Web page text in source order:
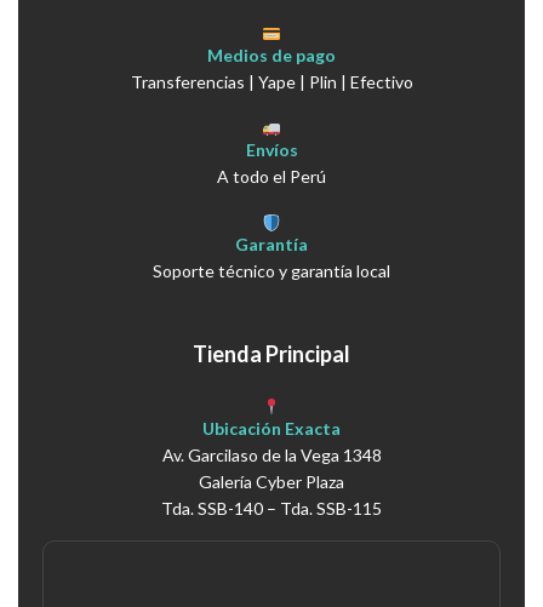
Medios de pago
Transferencias | Yape | Plin | Efectivo
Envíos
A todo el Perú
Garantía
Soporte técnico y garantía local
Tienda Principal
Ubicación Exacta
Av. Garcilaso de la Vega 1348
Galería Cyber Plaza
Tda. SSB-140 – Tda. SSB-115